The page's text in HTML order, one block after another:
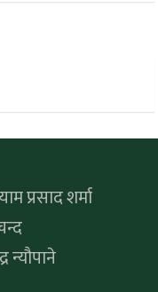
प्रसाद शर्मा
न्यौपाने